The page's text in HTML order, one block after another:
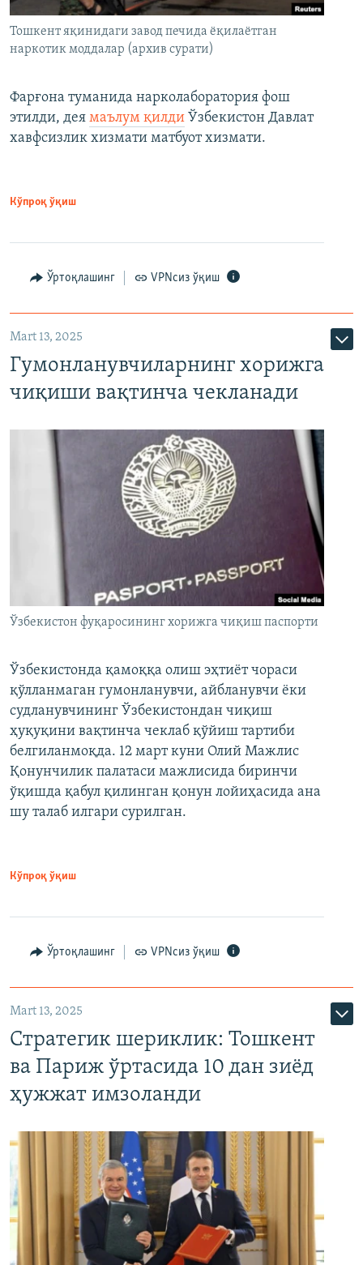
Тошкент яқинидаги завод печида ёқилаётган
наркотик моддалар (архив сурати)
Фарғона туманида нарколаборатория фош
этилди, дея маълум қилди Ўзбекистон Давлат
хавфсизлик хизмати матбуот хизмати.
Кўпроқ ўқиш
Ўртоқлашинг VPNсиз ўқиш
Mart 13, 2025
Гумонланувчиларнинг хорижга
чиқиши вақтинча чекланади
Ўзбекистон фуқаросининг хорижга чиқиш паспорти
Ўзбекистонда қамоққа олиш эҳтиёт чораси
қўлланмаган гумонланувчи, айбланувчи ёки
судланувчининг Ўзбекистондан чиқиш
ҳуқуқини вақтинча чеклаб қўйиш тартиби
белгиланмоқда. 12 март куни Олий Мажлис
Қонунчилик палатаси мажлисида биринчи
ўқишда қабул қилинган қонун лойиҳасида ана
шу талаб илгари сурилган.
Кўпроқ ўқиш
Ўртоқлашинг VPNсиз ўқиш
Mart 13, 2025
Стратегик шериклик: Тошкент
ва Париж ўртасида 10 дан зиёд
ҳужжат имзоланди